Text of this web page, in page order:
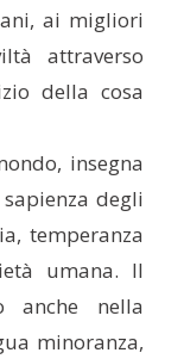
ai migliori
attraverso
della cosa
insegna
degli
temperanza
umana. Il
anche nella
minoranza,